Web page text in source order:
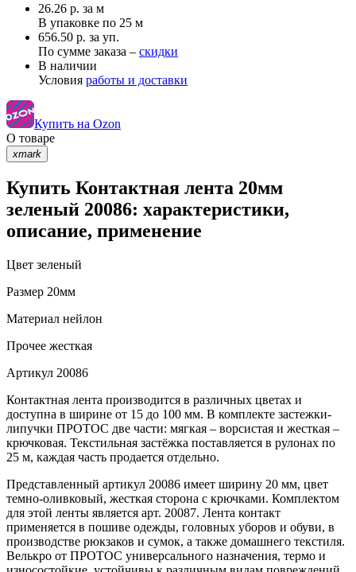
26.26 р. за м
В упаковке по 25 м
656.50 р. за уп.
По сумме заказа – скидки
В наличии
Условия работы и доставки
Купить на Ozon
О товаре
xmark
Купить Контактная лента 20мм
зеленый 20086: характеристики,
описание, применение
Цвет зеленый
Размер 20мм
Материал нейлон
Прочее жесткая
Артикул 20086
Контактная лента производится в различных цветах и
доступна в ширине от 15 до 100 мм. В комплекте застежки-
липучки ПРОТОС две части: мягкая – ворсистая и жесткая –
крючковая. Текстильная застёжка поставляется в рулонах по
25 м, каждая часть продается отдельно.
Представленный артикул 20086 имеет ширину 20 мм, цвет
темно-оливковый, жесткая сторона с крючками. Комплектом
для этой ленты является арт. 20087. Лента контакт
применяется в пошиве одежды, головных уборов и обуви, в
производстве рюкзаков и сумок, а также домашнего текстиля.
Велькро от ПРОТОС универсального назначения, термо и